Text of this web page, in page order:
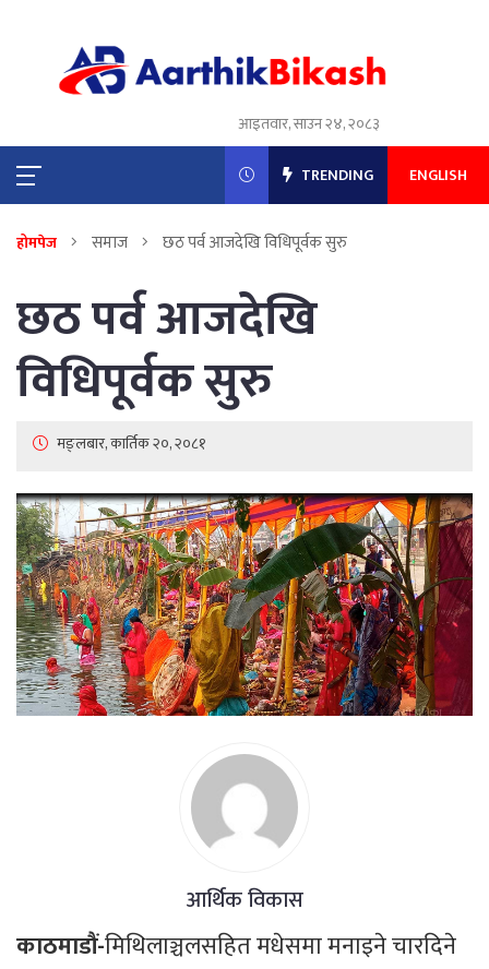
आइतवार, साउन २४, २०८३
TRENDING ENGLISH
होमपेज समाज छठ पर्व आजदेखि विधिपूर्वक सुरु
छठ पर्व आजदेखि
विधिपूर्वक सुरु
मङ्लबार, कार्तिक २०, २०८१
आर्थिक विकास
काठमाडौं-मिथिलाञ्चलसहित मधेसमा मनाइने चारदिने